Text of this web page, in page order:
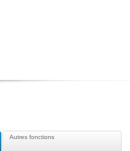
Autres fonctions